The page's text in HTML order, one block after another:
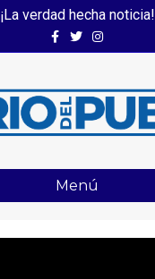
¡La verdad hecha noticia!
FacebookTwitterInstagram
Menú